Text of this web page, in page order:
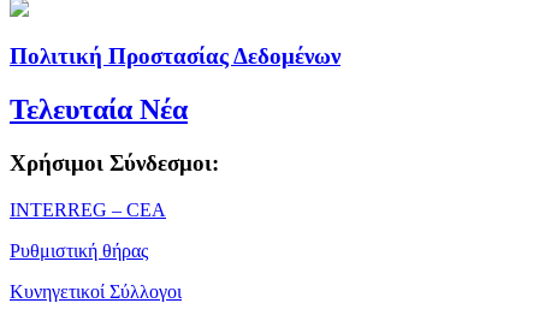
Πολιτική Προστασίας Δεδομένων
Τελευταία Νέα
Χρήσιμοι Σύνδεσμοι:
ΙΝΤΕRREG – CEA
Ρυθμιστική θήρας
Κυνηγετικοί Σύλλογοι